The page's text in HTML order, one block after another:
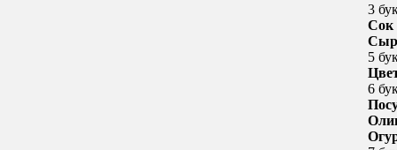
3
Сок
Сыр
5
6